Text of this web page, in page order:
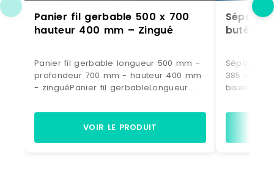
Panier fil gerbable 500 x 700
hauteur 400 mm – Zingué
Panier fil gerbable longueur 500 mm -
profondeur 700 mm - hauteur 400 mm
- zinguéPanier fil gerbableLongueur
mmFinition: zinguée Peut être équipé
d'un porte-étiquette Fabrication en UE
VOIR LE PRODUIT
butée –
385 mm -
biseauté -
côté avec